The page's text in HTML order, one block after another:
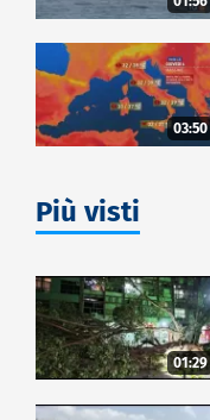
03:50
Più visti
01:29